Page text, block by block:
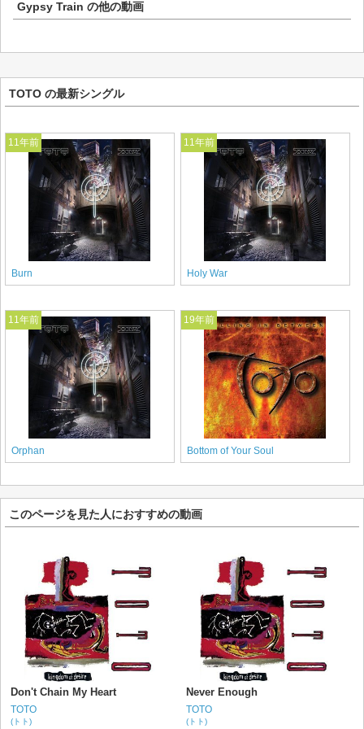
Gypsy Train の他の動画
TOTO の最新シングル
11年前
Burn
11年前
Holy War
11年前
Orphan
19年前
Bottom of Your Soul
このページを見た人におすすめの動画
Don't Chain My Heart
TOTO
(トト)
Never Enough
TOTO
(トト)